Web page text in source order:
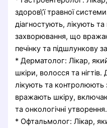
здоров\’ї травної
діагностують, лікують
захворювання, що
печінку та підшлункову
* Дерматолог: Лікар, який
шкіри, волосся та
лікують та
вражають шкіру,
та онкологічні утворення.
* Офтальмолог: Лікар,